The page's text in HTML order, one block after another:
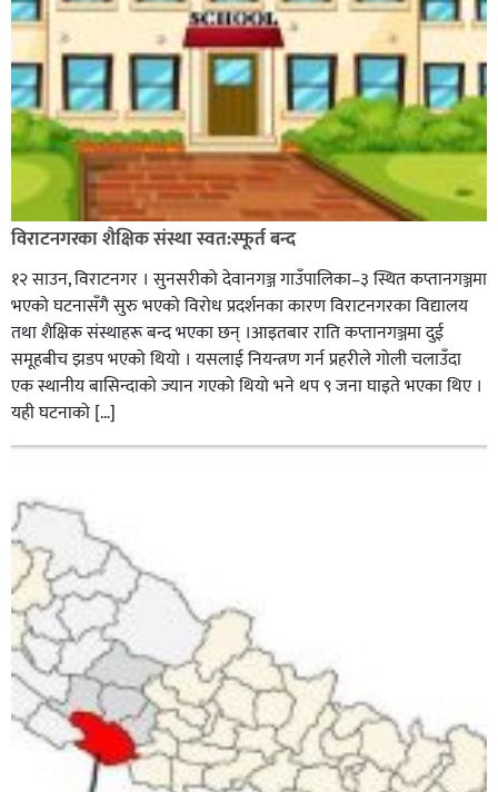
विराटनगरका शैक्षिक संस्था स्वत:स्फूर्त बन्द
१२ साउन, विराटनगर । सुनसरीको देवानगञ्ज गाउँपालिका–३ स्थित कप्तानगञ्जमा
भएको घटनासँगै सुरु भएको विरोध प्रदर्शनका कारण विराटनगरका विद्यालय
तथा शैक्षिक संस्थाहरू बन्द भएका छन् ।आइतबार राति कप्तानगञ्जमा दुई
समूहबीच झडप भएको थियो । यसलाई नियन्त्रण गर्न प्रहरीले गोली चलाउँदा
एक स्थानीय बासिन्दाको ज्यान गएको थियो भने थप ९ जना घाइते भएका थिए ।
यही घटनाको […]